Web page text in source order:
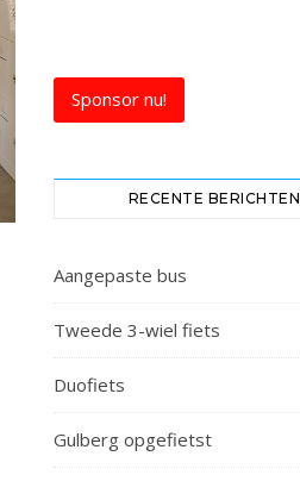
Sponsor nu!
RECENTE BERICHTEN
Aangepaste bus
Tweede 3-wiel fiets
Duofiets
Gulberg opgefietst